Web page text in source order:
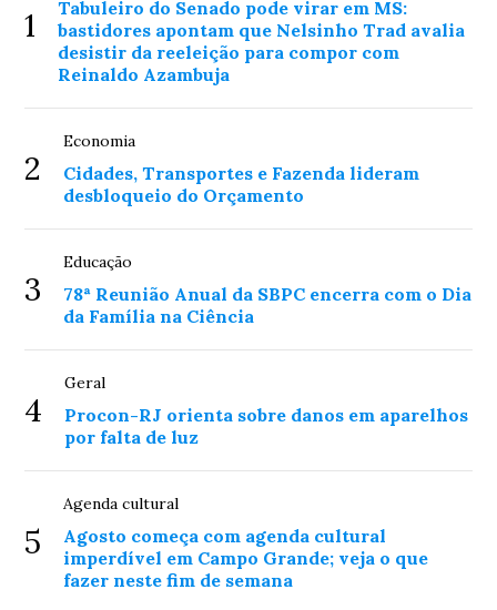
1
Tabuleiro do Senado pode virar em MS:
bastidores apontam que Nelsinho Trad avalia
desistir da reeleição para compor com
Reinaldo Azambuja
2
Economia
Cidades, Transportes e Fazenda lideram
desbloqueio do Orçamento
3
Educação
78ª Reunião Anual da SBPC encerra com o Dia
da Família na Ciência
4
Geral
Procon-RJ orienta sobre danos em aparelhos
por falta de luz
5
Agenda cultural
Agosto começa com agenda cultural
imperdível em Campo Grande; veja o que
fazer neste fim de semana